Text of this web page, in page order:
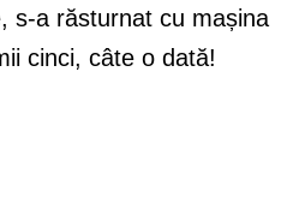
s-a răsturnat cu mașina
cinci, câte o dată!